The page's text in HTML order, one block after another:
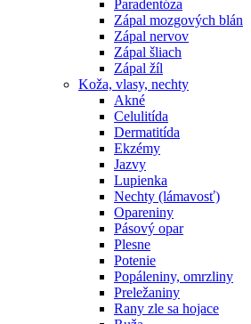
Paradentóza
Zápal mozgových blán
Zápal nervov
Zápal šliach
Zápal žíl
Koža, vlasy, nechty
Akné
Celulitída
Dermatitída
Ekzémy
Jazvy
Lupienka
Nechty (lámavosť)
Opareniny
Pásový opar
Plesne
Potenie
Popáleniny, omrzliny
Preležaniny
Rany zle sa hojace